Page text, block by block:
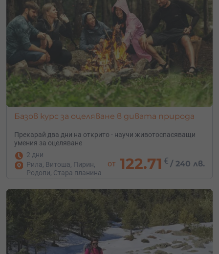
Базов курс за оцеляване в дивата природа
Прекарай два дни на открито - научи животоспасяващи
умения за оцеляване
2 дни
Рила, Витоша, Пирин,
Родопи, Стара планина
от 122.71 € /240 лв.